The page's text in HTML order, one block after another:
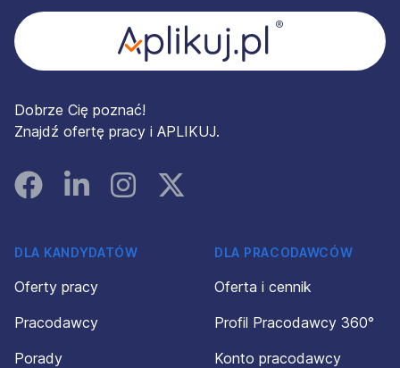
Dobrze Cię poznać!
Znajdź ofertę pracy i APLIKUJ.
FacebookLinked InInstagramInstagram
DLA KANDYDATÓW
Oferty pracy
Pracodawcy
Porady
DLA PRACODAWCÓW
Oferta i cennik
Profil Pracodawcy 360°
Konto pracodawcy